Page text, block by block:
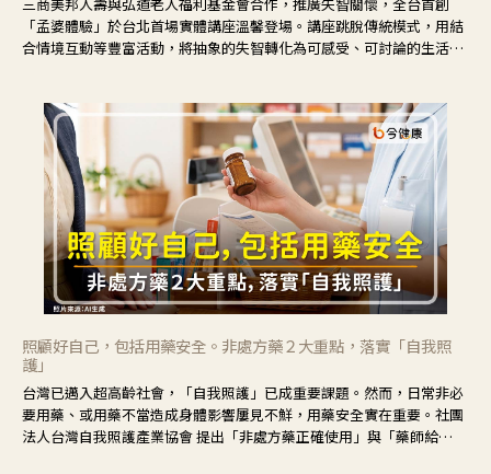
三商美邦人壽與弘道老人福利基金會合作，推廣失智關懷，全台首創
「孟婆體驗」於台北首場實體講座溫馨登場。講座跳脫傳統模式，用結
合情境互動等豐富活動，將抽象的失智轉化為可感受、可討論的生活情
照顧好自己，包括用藥安全。非處方藥２大重點，落實「自我照
護」
台灣已邁入超高齡社會，「自我照護」已成重要課題。然而，日常非必
要用藥、或用藥不當造成身體影響屢見不鮮，用藥安全實在重要。社團
法人台灣自我照護產業協會 提出「非處方藥正確使用」與「藥師給